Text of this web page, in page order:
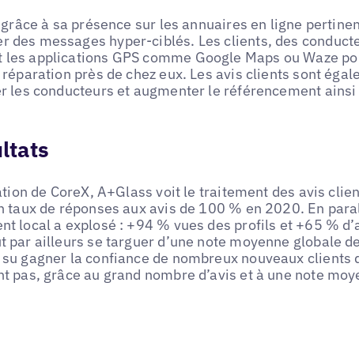
à sa présence sur les annuaires en ligne
des messages hyper-ciblés. Les clients, des
applications GPS comme Google Maps ou Waze
près de chez eux. Les avis clients sont
les conducteurs et augmenter le référencement ainsi
de CoreX, A+Glass voit le traitement des avis
taux de réponses aux avis de 100 % en 2020. En
local a explosé : +94 % vues des profils et +65 %
par ailleurs se targuer d’une note moyenne globale
gagner la confiance de nombreux nouveaux clients
pas, grâce au grand nombre d’avis et à une note